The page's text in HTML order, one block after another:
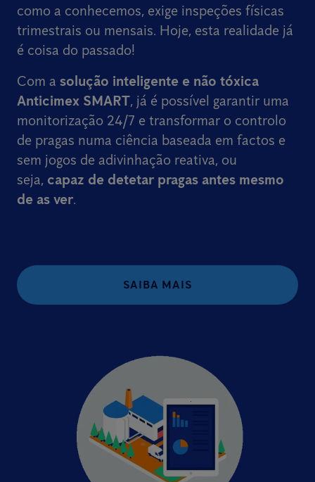
como a conhecemos, exige inspeções físicas
trimestrais ou mensais. Hoje, esta realidade já
é coisa do passado!
Com a solução inteligente e não tóxica
Anticimex SMART, já é possível garantir uma
monitorização 24/7 e transformar o controlo
de pragas numa ciência baseada em factos e
sem jogos de adivinhação reativa, ou
seja, capaz de detetar pragas antes mesmo
de as ver.
SAIBA MAIS